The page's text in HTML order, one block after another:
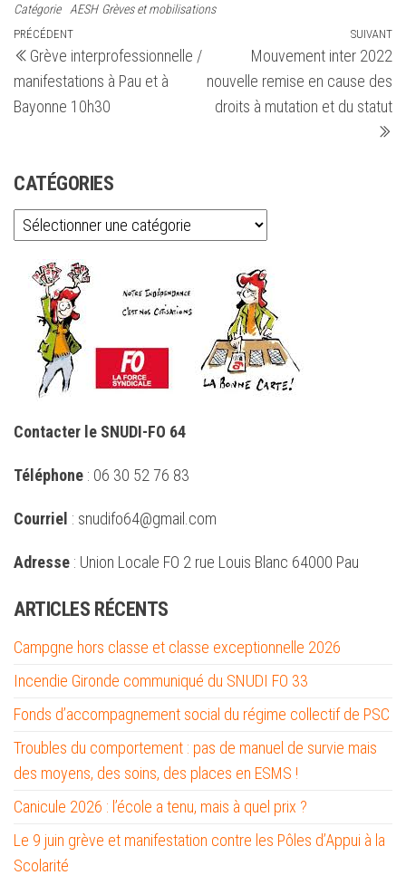
Catégorie AESH Grèves et mobilisations
Navigation
de
l’article
Article
précédent
PRÉCÉDENT
Grève interprofessionnelle /
manifestations à Pau et à
Bayonne 10h30
SUIVANT
Mouvement inter 2022
nouvelle remise en cause des
droits à mutation et du statut
CATÉGORIES
Catégories
Contacter le SNUDI-FO 64
Téléphone : 06 30 52 76 83
Courriel : snudifo64@gmail.com
Adresse : Union Locale FO 2 rue Louis Blanc 64000 Pau
ARTICLES RÉCENTS
Campgne hors classe et classe exceptionnelle 2026
Incendie Gironde communiqué du SNUDI FO 33
Fonds d’accompagnement social du régime collectif de PSC
Troubles du comportement : pas de manuel de survie mais
des moyens, des soins, des places en ESMS !
Canicule 2026 : l’école a tenu, mais à quel prix ?
Le 9 juin grève et manifestation contre les Pôles d’Appui à la
Scolarité